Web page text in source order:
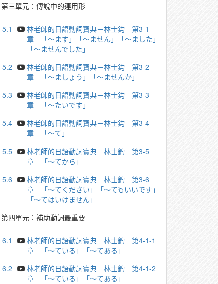
第三單元：傳說中的連用形
5.1
林老師的日語動詞寶典－林士鈞 第3-1
章 「～ます」「～ません」「～ました」
「～ませんでした」
5.2
林老師的日語動詞寶典－林士鈞 第3-2
章 「～ましょう」「～ませんか」
5.3
林老師的日語動詞寶典－林士鈞 第3-3
章 「～たいです」
5.4
林老師的日語動詞寶典－林士鈞 第3-4
章 「～て」
5.5
林老師的日語動詞寶典－林士鈞 第3-5
章 「～てから」
5.6
林老師的日語動詞寶典－林士鈞 第3-6
章 「～てください」「～てもいいです」
「～てはいけません」
第四單元：補助動詞最重要
6.1
林老師的日語動詞寶典－林士鈞 第4-1-1
章 「～ている」「～てある」
6.2
林老師的日語動詞寶典－林士鈞 第4-1-2
章 「～ている」「～てある」